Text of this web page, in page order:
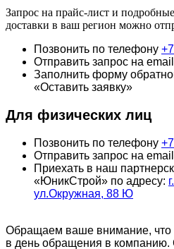
Запрос на прайс-лист и
доставки в ваш регион можно
Позвонить по телефону
Отправить запрос на
Заполнить форму
«Оставить заявку»
Для физических лиц
Позвонить по телефону
Отправить запрос на
Приехать в наш
«ЮникСтрой» по адресу:
ул.Окружная, 88 Ю
Обращаем ваше внимание, что
в день обращения в компанию.